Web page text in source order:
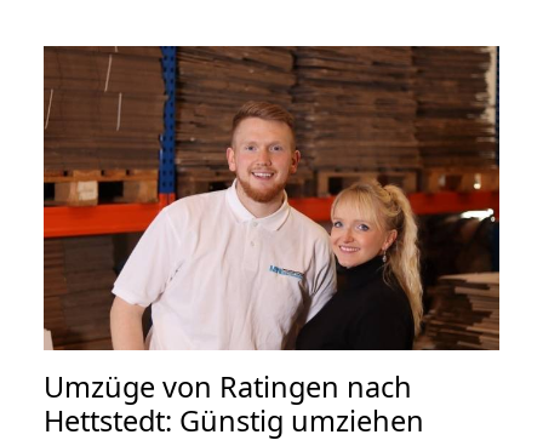
Umzüge von Ratingen nach
Hettstedt: Günstig umziehen